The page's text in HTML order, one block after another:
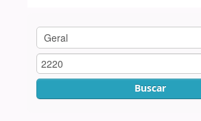
Buscar